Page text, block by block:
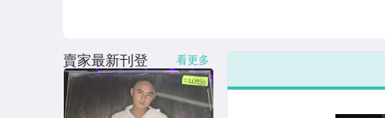
賣家最新刊登 看更多